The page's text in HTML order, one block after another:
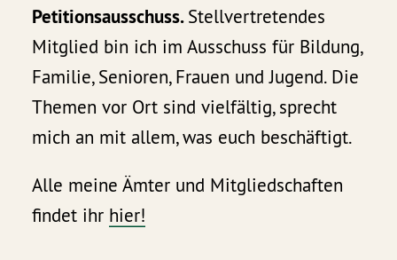
Petitionsausschuss.Stellvertretendes
Mitglied bin ich im Ausschuss für Bildung,
Familie, Senioren, Frauen und Jugend. Die
Themen vor Ort sind vielfältig, sprecht
mich an mit allem, was euch beschäftigt.
Alle meine Ämter und Mitgliedschaften
findet ihr hier!